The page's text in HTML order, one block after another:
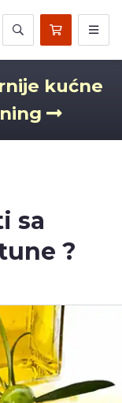
kućne
sa
?